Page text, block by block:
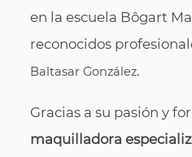
en la escuela Bôgart
reconocidos
Baltasar González.
Gracias a su pasión y
maquilladora